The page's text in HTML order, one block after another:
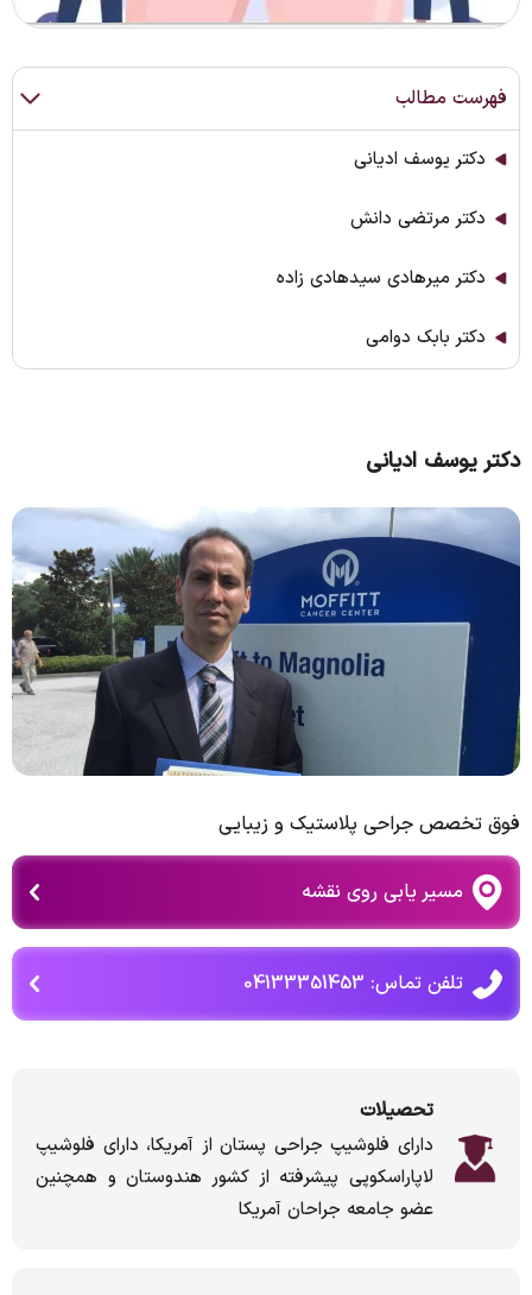
فهرست مطالب
دکتر یوسف ادیانی
دکتر مرتضی دانش
دکتر میرهادی سید‌هادی زاده
دکتر بابک دوامی
دکتر یوسف ادیانی
فوق تخصص جراحی پلاستیک و زیبایی
مسیر یابی روی نقشه
تلفن تماس: 04133351453
تحصیلات
دارای فلوشیپ جراحی پستان از آمریکا، دارای فلوشیپ
لاپاراسکوپی پیشرفته از کشور هندوستان و همچنین
عضو جامعه جراحان آمریکا